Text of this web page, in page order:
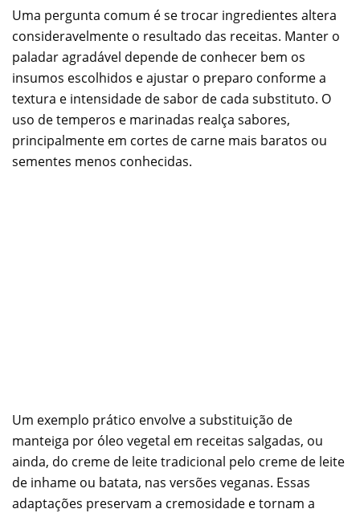
Uma pergunta comum é se trocar ingredientes altera
consideravelmente o resultado das receitas. Manter o
paladar agradável depende de conhecer bem os
insumos escolhidos e ajustar o preparo conforme a
textura e intensidade de sabor de cada substituto. O
uso de temperos e marinadas realça sabores,
principalmente em cortes de carne mais baratos ou
sementes menos conhecidas.
Um exemplo prático envolve a substituição de
manteiga por óleo vegetal em receitas salgadas, ou
ainda, do creme de leite tradicional pelo creme de leite
de inhame ou batata, nas versões veganas. Essas
adaptações preservam a cremosidade e tornam a